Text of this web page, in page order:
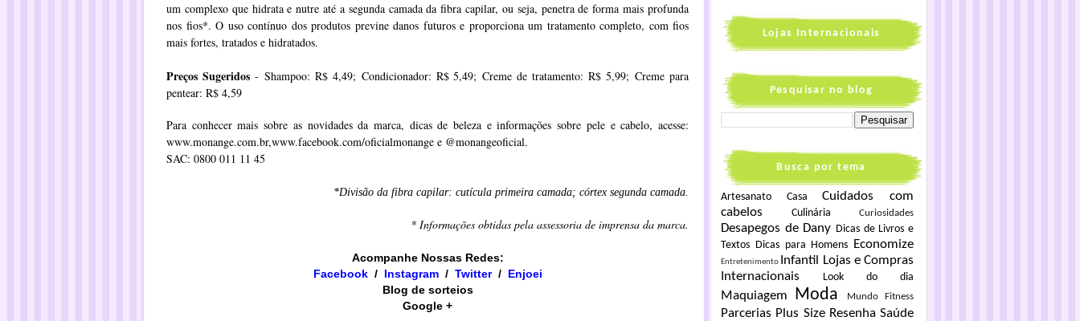
um complexo que hidrata e nutre até a segunda camada da fibra capilar, ou seja, penetra de forma mais profunda
nos fios*. O uso contínuo dos produtos previne danos futuros e proporciona um tratamento completo, com fios
mais fortes, tratados e hidratados.
Preços Sugeridos- Shampoo: R$ 4,49; Condicionador: R$ 5,49;Creme de tratamento: R$ 5,99;Creme para
pentear: R$ 4,59
Para conhecer mais sobre as novidades da marca, dicas de beleza e informações sobre pele e cabelo, acesse:
www.monange.com.br,www.facebook.com/oficialmonange e @monangeoficial.
SAC: 0800 011 11 45
*Divisão da fibra capilar: cutícula primeira camada; córtex segunda camada.
* Informações obtidas pela assessoria de imprensa da marca.
Acompanhe Nossas Redes:
Facebook/ Instagram/ ​​Twitter/ Enjoei
Blog de sorteios
Google +
Lojas Internacionais
Pesquisar no blog
Busca por tema
Artesanato Casa
Cuidados com
cabelos
Culinária Curiosidades
Desapegos de Dany Dicas de Livros e
Textos Dicas para Homens Economize
Entretenimento Infantil
Lojas e Compras
Internacionais
Look do dia
Maquiagem Moda Mundo Fitness
Parcerias Plus Size Resenha Saúde